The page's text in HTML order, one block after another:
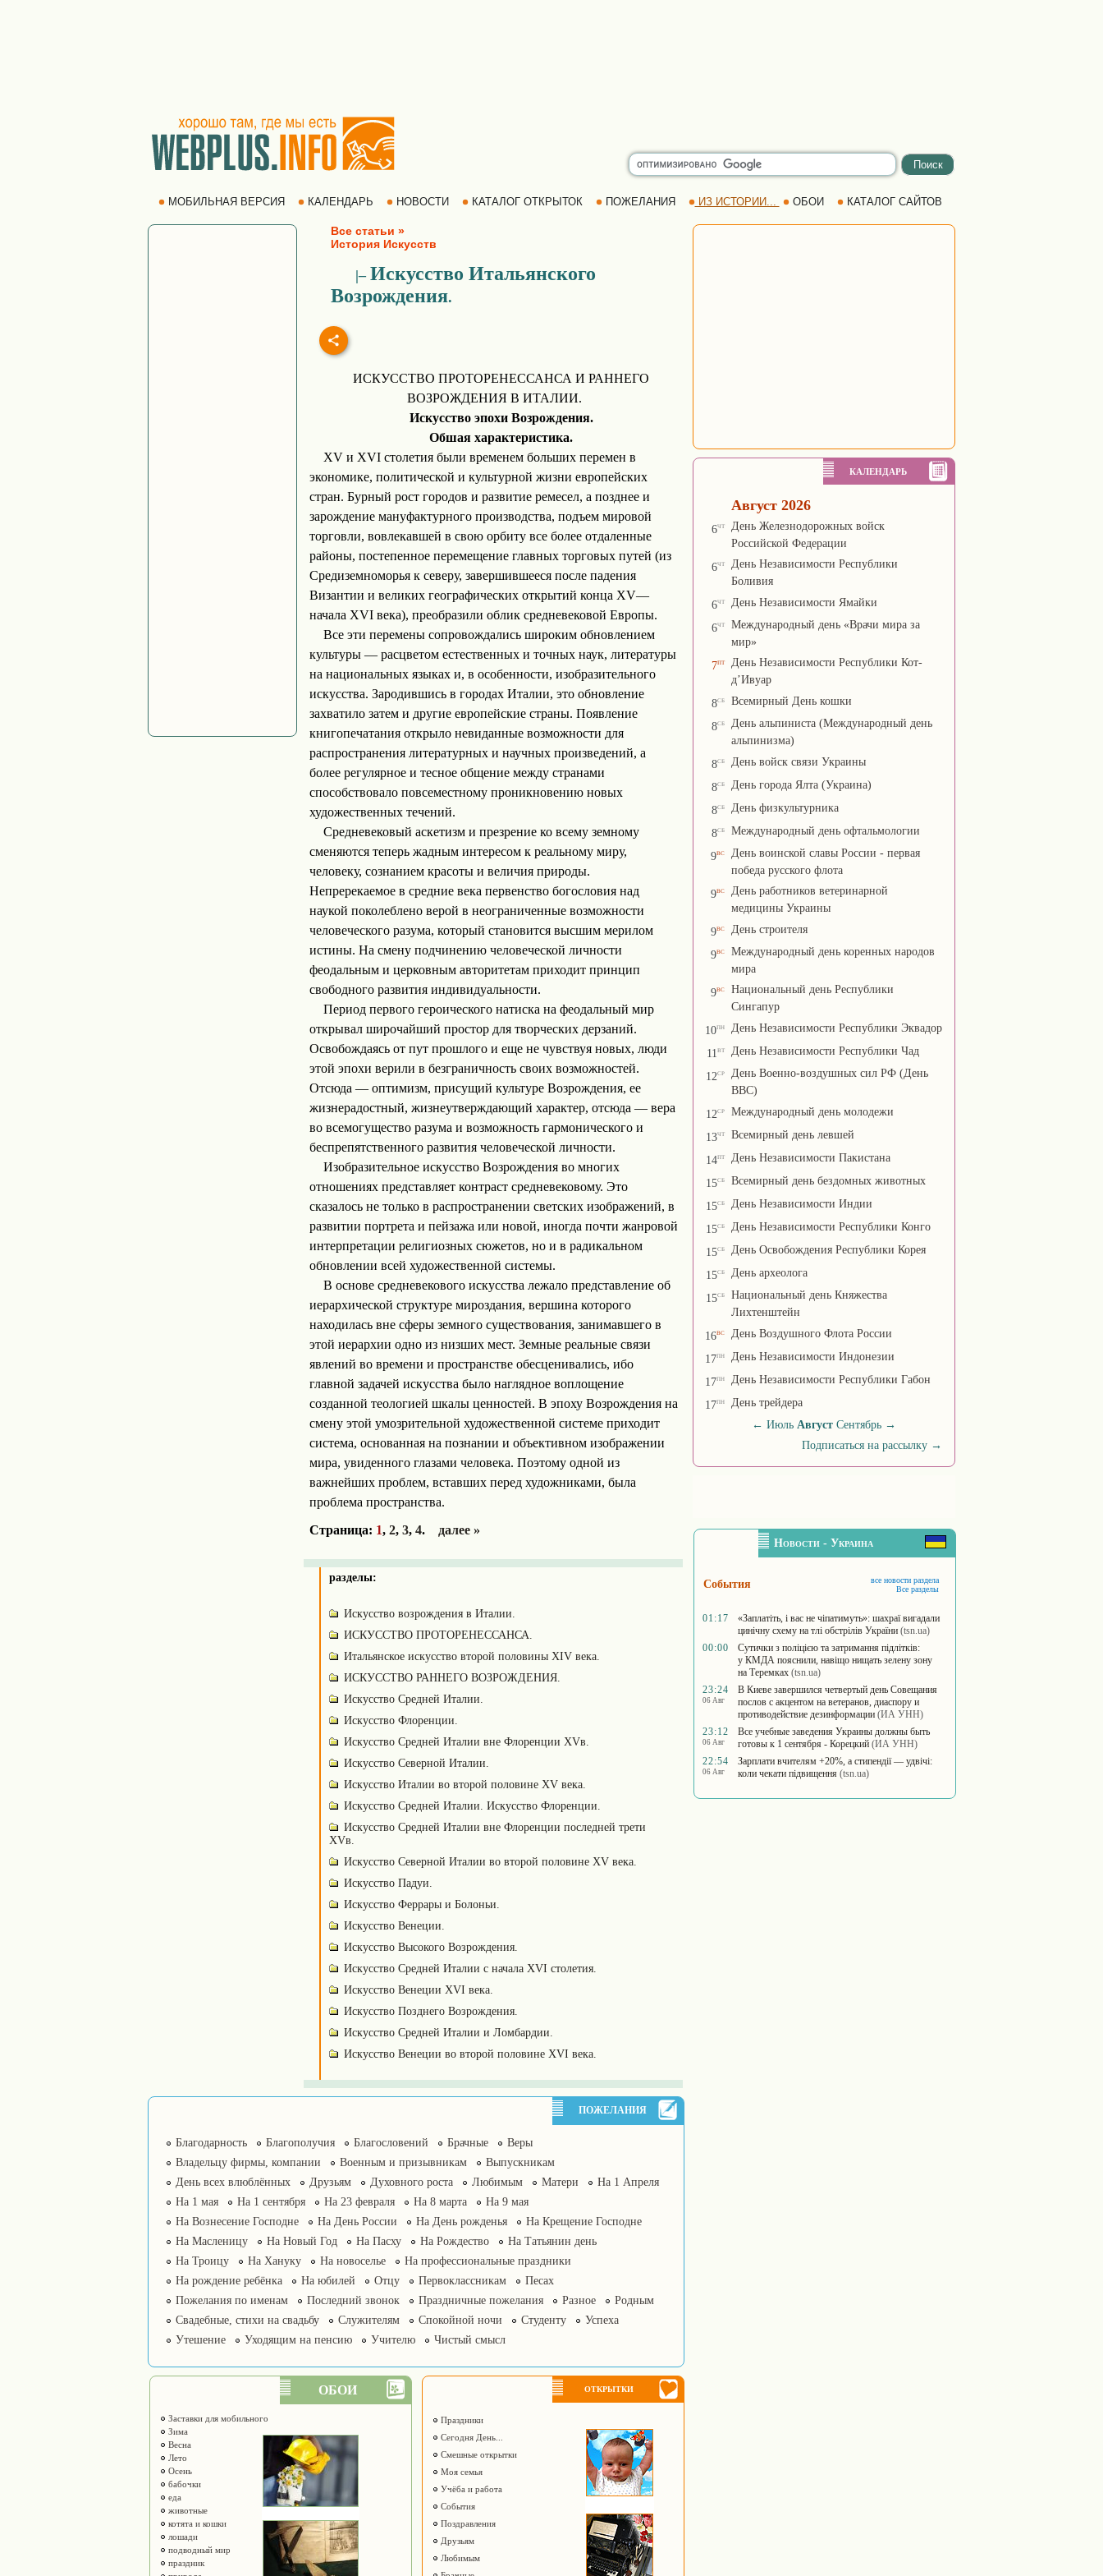
МОБИЛЬНАЯ ВЕРСИЯ КАЛЕНДАРЬ НОВОСТИ КАТАЛОГ ОТКРЫТОК ПОЖЕЛАНИЯ ИЗ ИСТОРИИ... ОБОИ КАТАЛОГ САЙТОВ
Все статьи »
История Искусств
|– Искусство Итальянского
Возрождения.
ИСКУССТВО ПРОТОРЕНЕССАНСА И РАННЕГО
ВОЗРОЖДЕНИЯ В ИТАЛИИ.
Искусство эпохи Возрождения.
Обшая характеристика.
XV и XVI столетия были временем больших перемен в
экономике, политической и культурной жизни европейских
стран. Бурный рост городов и развитие ремесел, а позднее и
зарождение мануфактурного производства, подъем мировой
торговли, вовлекавшей в свою орбиту все более отдаленные
районы, постепенное перемещение главных торговых путей (из
Средиземноморья к северу, завершившееся после падения
Византии и великих географических открытий конца XV—
начала XVI века), преобразили облик средневековой Европы.
Все эти перемены сопровождались широким обновлением
культуры — расцветом естественных и точных наук, литературы
на национальных языках и, в особенности, изобразительного
искусства. Зародившись в городах Италии, это обновление
захватило затем и другие европейские страны. Появление
книгопечатания открыло невиданные возможности для
распространения литературных и научных произведений, а
более регулярное и тесное общение между странами
способствовало повсеместному проникновению новых
художественных течений.
Средневековый аскетизм и презрение ко всему земному
сменяются теперь жадным интересом к реальному миру,
человеку, сознанием красоты и величия природы.
Непререкаемое в средние века первенство богословия над
наукой поколеблено верой в неограниченные возможности
человеческого разума, который становится высшим мерилом
истины. На смену подчинению человеческой личности
феодальным и церковным авторитетам приходит принцип
свободного развития индивидуальности.
Период первого героического натиска на феодальный мир
открывал широчайший простор для творческих дерзаний.
Освобождаясь от пут прошлого и еще не чувствуя новых, люди
этой эпохи верили в безграничность своих возможностей.
Отсюда — оптимизм, присущий культуре Возрождения, ее
жизнерадостный, жизнеутверждающий характер, отсюда — вера
во всемогущество разума и возможность гармонического и
беспрепятственного развития человеческой личности.
Изобразительное искусство Возрождения во многих
отношениях представляет контраст средневековому. Это
сказалось не только в распространении светских изображений, в
развитии портрета и пейзажа или новой, иногда почти жанровой
интерпретации религиозных сюжетов, но и в радикальном
обновлении всей художественной системы.
В основе средневекового искусства лежало представление об
иерархической структуре мироздания, вершина которого
находилась вне сферы земного существования, занимавшего в
этой иерархии одно из низших мест. Земные реальные связи
явлений во времени и пространстве обесценивались, ибо
главной задачей искусства было наглядное воплощение
созданной теологией шкалы ценностей. В эпоху Возрождения на
смену этой умозрительной художественной системе приходит
система, основанная на познании и объективном изображении
мира, увиденного глазами человека. Поэтому одной из
важнейших проблем, вставших перед художниками, была
проблема пространства.
Страница: 1, 2, 3, 4. далее »
разделы:
Искусство возрождения в Италии.
ИСКУССТВО ПРОТОРЕНЕССАНСА.
Итальянское искусство второй половины XIV века.
ИСКУССТВО РАННЕГО ВОЗРОЖДЕНИЯ.
Искусство Средней Италии.
Искусство Флоренции.
Искусство Средней Италии вне Флоренции XVв.
Искусство Северной Италии.
Искусство Италии во второй половине XV века.
Искусство Средней Италии. Искусство Флоренции.
Искусство Средней Италии вне Флоренции последней трети
XVв.
Искусство Северной Италии во второй половине XV века.
Искусство Падуи.
Искусство Феррары и Болоньи.
Искусство Венеции.
Искусство Высокого Возрождения.
Искусство Средней Италии с начала XVI столетия.
Искусство Венеции XVI века.
Искусство Позднего Возрождения.
Искусство Средней Италии и Ломбардии.
Искусство Венеции во второй половине XVI века.
ПОЖЕЛАНИЯ
Благодарность Благополучия Благословений Брачные
Веры
Владельцу фирмы, компании
Военным и призывникам
Выпускникам
День всех влюблённых
Друзьям Духовного роста Любимым Матери
На 1 Апреля
На 1 мая
На 1 сентября На 23 февраля На 8 марта
На 9 мая
На Вознесение Господне
На День России На День рожденья
На Крещение Господне
На Масленицу
На Новый Год На Пасху На Рождество
На Татьянин день
На Троицу
На Хануку На новоселье
На профессиональные праздники
На рождение ребёнка
На юбилей Отцу Первоклассникам
Песах
Пожелания по именам
Последний звонок Праздничные пожелания Разное
Родным
Свадебные, стихи на свадьбу
Служителям Спокойной ночи Студенту
Успеха
Утешение
Уходящим на пенсию Учителю Чистый смысл
ОБОИ
Заставки для мобильного
Зима
Весна
Лето
Осень
бабочки
еда
животные
котята и кошки
лошади
подводный мир
праздник
ОТКРЫТКИ
Праздники
Сегодня День...
Смешные открытки
Моя семья
Учёба и работа
События
Поздравления
Друзьям
Любимым
КАЛЕНДАРЬ
Август 2026
6чт
День Железнодорожных войск
Российской Федерации
6чт
День Независимости Республики
Боливия
6чт День Независимости Ямайки
6чт
Международный день «Врачи мира за
мир»
7пт
День Независимости Республики Кот-
д’Ивуар
8сб Всемирный День кошки
8сб
День альпиниста (Международный день
альпинизма)
8сб День войск связи Украины
8сб День города Ялта (Украина)
8сб День физкультурника
8сб Международный день офтальмологии
9вс
День воинской славы России - первая
победа русского флота
9вс
День работников ветеринарной
медицины Украины
9вс День строителя
9вс
Международный день коренных народов
мира
9вс
Национальный день Республики
Сингапур
10пн День Независимости Республики Эквадор
11вт День Независимости Республики Чад
12ср
День Военно-воздушных сил РФ (День
ВВС)
12ср Международный день молодежи
13чт Всемирный день левшей
14пт День Независимости Пакистана
15сб Всемирный день бездомных животных
15сб День Независимости Индии
15сб День Независимости Республики Конго
15сб День Освобождения Республики Корея
15сб День археолога
15сб
Национальный день Княжества
Лихтенштейн
16вс День Воздушного Флота России
17пн День Независимости Индонезии
17пн День Независимости Республики Габон
17пн
День трейдера
← Июль Август Сентябрь →
Подписаться на рассылку →
Новости - Украина
События
все новости раздела
Все разделы
01:17
«Заплатіть, і вас не чіпатимуть»: шахраї вигадали
цинічну схему на тлі обстрілів України (tsn.ua)
00:00
Сутички з поліцією та затримання підлітків:
у КМДА пояснили, навіщо нищать зелену зону
на Теремках (tsn.ua)
23:24
06 Авг
В Киеве завершился четвертый день Совещания
послов с акцентом на ветеранов, диаспору и
противодействие дезинформации (ИА УНН)
23:12
06 Авг
Все учебные заведения Украины должны быть
готовы к 1 сентября - Корецкий (ИА УНН)
22:54
06 Авг
Зарплати вчителям +20%, а стипендії — удвічі:
коли чекати підвищення (tsn.ua)